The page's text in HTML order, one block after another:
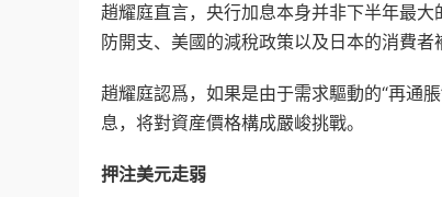
趙耀庭直言，央行加息本身并非下半年最
防開支、美國的減稅政策以及日本的消費
趙耀庭認爲，如果是由于需求驅動的“再通
息，将對資産價格構成嚴峻挑戰。
押注美元走弱